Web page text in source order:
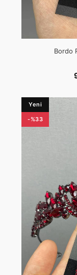
Bordo
Yeni
-%33